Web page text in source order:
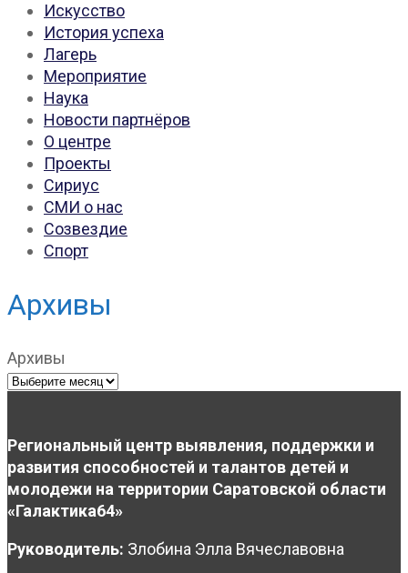
Искусство
История успеха
Лагерь
Мероприятие
Наука
Новости партнёров
О центре
Проекты
Сириус
СМИ о нас
Созвездие
Спорт
Архивы
Архивы
Региональный центр выявления, поддержки и
развития способностей и талантов детей и
молодежи на территории Саратовской области
«Галактика64»
Руководитель: Злобина Элла Вячеславовна